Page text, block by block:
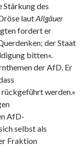
Stärkung des
lautAllgäuer
fordert er
der Staat
bitten«.
der AfD. Er
werden.«
AfD-
selbst als
Fraktion